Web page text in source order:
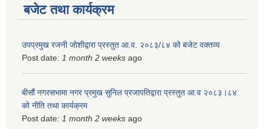
बजेट तथा कार्यक्रम
उपप्रमुख रजनी जोशीद्वारा प्रस्तुत आ.व. २०८३/८४ को बजेट वक्तव्य
Post date: 1 month 2 weeks ago
बीसौं नगरसभामा नगर प्रमुख सुनिल प्रजापतिद्वारा प्रस्तुत आ.व‍ २०८३।८४
को नीति तथा कार्यक्रम
Post date: 1 month 2 weeks ago